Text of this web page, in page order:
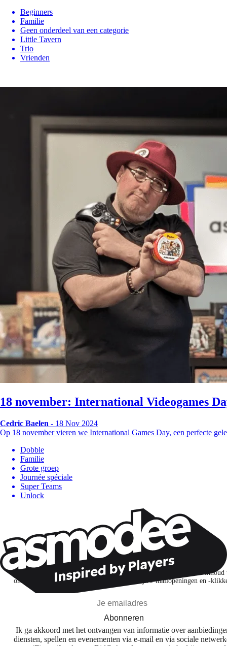
Beginners
Familie
Geen onderdeel van een categorie
Little Tavern
Trio
Vrienden
18 november: International Videogames
Cedric Baelen - 18 Nov 2024
Op 18 november vieren we International Games Day, een perfecte
Dobble
Familie
Grote groep
Journée spéciale
Super Teams
Unlock
Wil je nog meer spelnieuws ontvangen?
Ik abonneer me om spellen, nieuwe releases en gepersonaliseerde inhoud
ontdekken op basis van mijn interesses en mijn e-mailopeningen en -
Abonneren
Ik ga akkoord met het ontvangen van informatie over
diensten, spellen en evenementen via e-mail en via sociale